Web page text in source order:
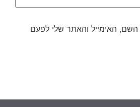
האימייל והאתר שלי לפעם